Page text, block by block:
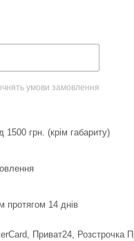
умови замовлення
1500 грн. (крім габариту)
14 днів
Приват24, Розстрочка